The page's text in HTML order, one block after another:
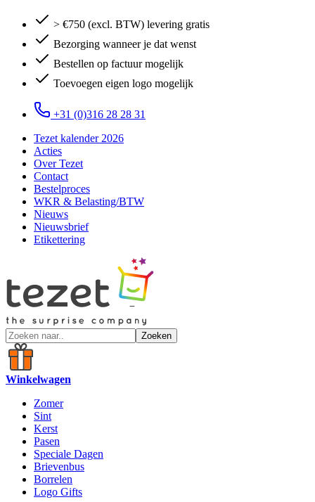
> €750 (excl. BTW) levering gratis
Bezorging wanneer je dat wenst
Bestellen op factuur mogelijk
Toevoegen eigen logo mogelijk
+31 (0)316 28 28 31
Tezet kalender 2026
Acties
Over Tezet
Contact
Bestelproces
WKR & Belasting/BTW
Nieuws
Nieuwsbrief
Etikettering
Zoeken
Winkelwagen
Zomer
Sint
Kerst
Pasen
Speciale Dagen
Brievenbus
Borrelen
Logo Gifts